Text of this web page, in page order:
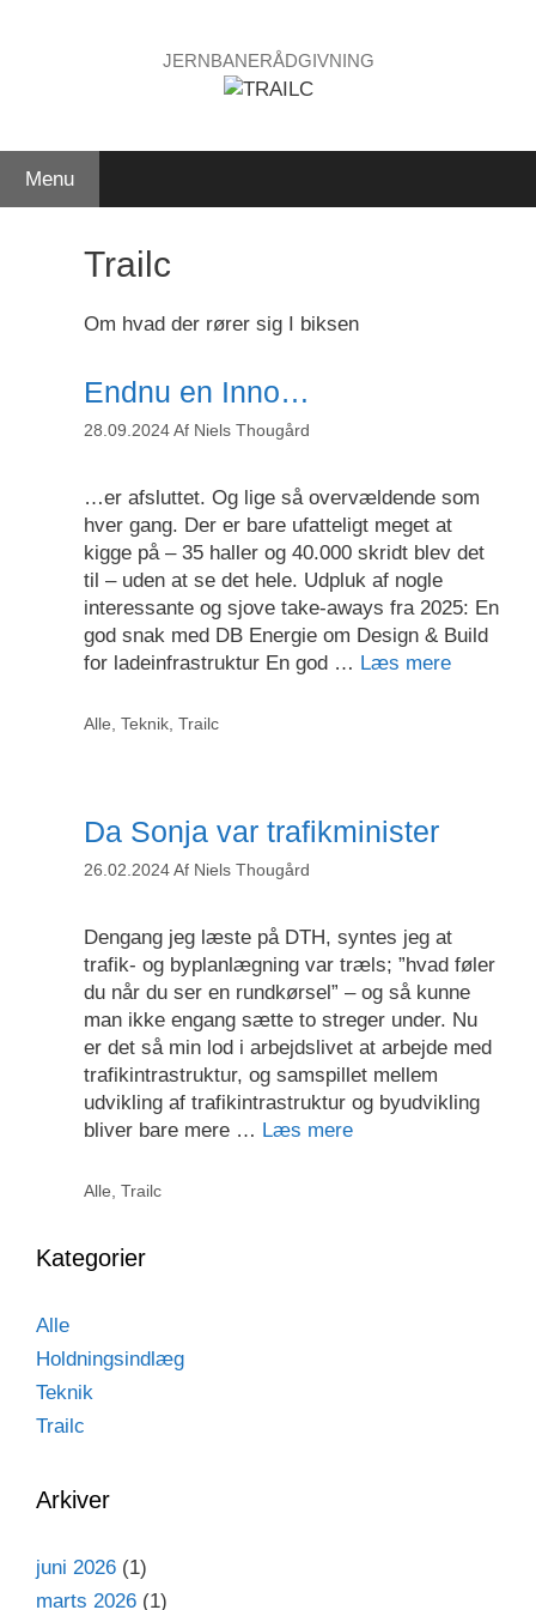
JERNBANERÅDGIVNING
Menu
Trailc
Om hvad der rører sig I biksen
Endnu en Inno…
28.09.2024Af Niels Thougård
…er afsluttet. Og lige så overvældende som
hver gang. Der er bare ufatteligt meget at
kigge på – 35 haller og 40.000 skridt blev det
til – uden at se det hele. Udpluk af nogle
interessante og sjove take-aways fra 2025: En
god snak med DB Energie om Design & Build
for ladeinfrastruktur En god … Læs mere
Kategorier
Alle Teknik Trailc
Da Sonja var trafikminister
26.02.2024Af Niels Thougård
Dengang jeg læste på DTH, syntes jeg at
trafik- og byplanlægning var træls; ”hvad føler
du når du ser en rundkørsel” – og så kunne
man ikke engang sætte to streger under. Nu
er det så min lod i arbejdslivet at arbejde med
trafikintrastruktur, og samspillet mellem
udvikling af trafikintrastruktur og byudvikling
bliver bare mere … Læs mere
Kategorier
Alle, Trailc
Kategorier
Alle
Holdningsindlæg
Teknik
Trailc
Arkiver
juni 2026 (1)
marts 2026 (1)